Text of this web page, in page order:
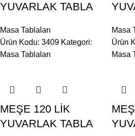
YUVARLAK TABLA
Masa Tablaları
Ürün Kodu: 3409 Kategori:
Masa Tablaları
Masa
Ürün
Masa
MEŞE 120 LİK
YUVARLAK TABLA